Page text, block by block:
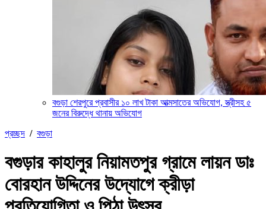
বগুড়া শেরপুরে প্রবাসীর ১০ লাখ টাকা আত্মসাতের অভিযোগ, স্ত্রীসহ ৫
জনের বিরুদ্ধে থানায় অভিযোগ
প্রচ্ছদ / বগুড়া
বগুড়ার কাহালুর নিয়ামতপুর গ্রামে লায়ন ডাঃ
বোরহান উদ্দিনের উদ্যোগে ক্রীড়া